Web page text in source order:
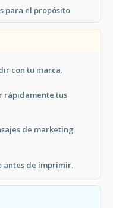
para el propósito
con tu marca.
rápidamente tus
de marketing
antes de imprimir.